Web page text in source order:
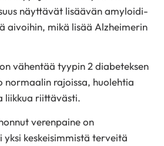
näyttävät lisäävän amyloidi-
aivoihin, mikä lisää Alzheimerin
vähentää tyypin 2 diabeteksen
normaalin rajoissa, huolehtia
liikkua riittävästi.
verenpaine on
keskeisimmistä terveitä